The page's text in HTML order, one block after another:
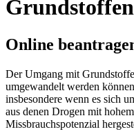
Online
Der Umgang mit
umgewandelt werden
insbesondere wenn es sich
aus denen Drogen mit
Missbrauchspotenzial